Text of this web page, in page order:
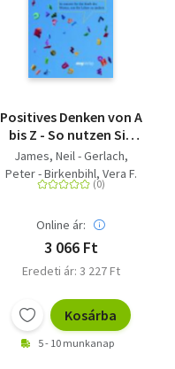
Positives Denken von A
bis Z - So nutzen Sie
die Kraft des Wortes,
um Ihr Leben zu
ändern
James, Neil - Gerlach,
Peter - Birkenbihl, Vera F.
Online ár:
3 066 Ft
Eredeti ár: 3 227 Ft
Kosárba
5 - 10 munkanap